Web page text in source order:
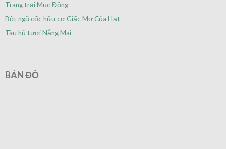
Trang trại Mục Đồng
Bột ngũ cốc hữu cơ Giấc Mơ Của Hạt
Tàu hủ tươi Nắng Mai
BẢN ĐỒ